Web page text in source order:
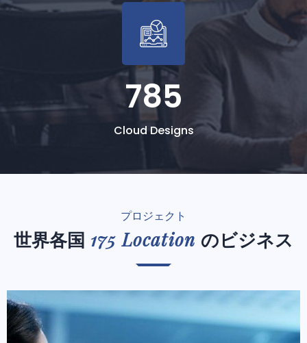
785
Cloud Designs
プロジェクト
世界各国 175 Location のビジネス